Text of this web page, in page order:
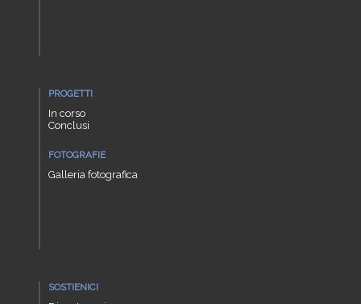
PROGETTI
In corso
Conclusi
FOTOGRAFIE
Galleria fotografica
SOSTIENICI